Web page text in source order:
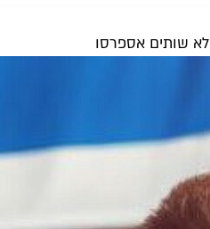
שותים אספרסו